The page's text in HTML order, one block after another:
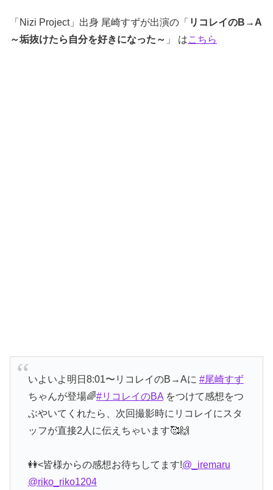
「Nizi Project」出身 尾崎すずが出演の「 リコレイのB→A
～垢抜けたら自分を好きになった～ 」 はこちら
いよいよ明日8:01〜リコレイのB→Aに #尾崎すず
ちゃんが登場🌈#リコレイのBAをつけて感想をつ
ぶやいてくれたら、次回撮影時にリコレイにスタ
ッフが直接2人に伝えちゃいます🥰🙌
👭<皆様からの感想お待ちしてます!@_iremaru
@riko_riko1204